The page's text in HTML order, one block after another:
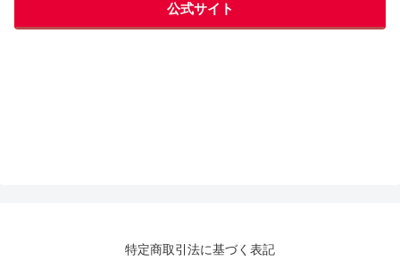
公式サイト
特定商取引法に基づく表記